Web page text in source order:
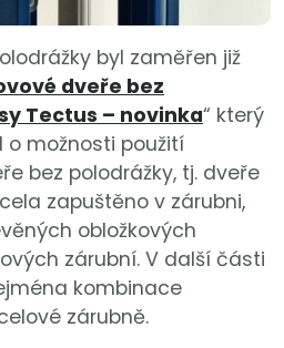
byl zaměřen již
dveře bez
Tectus – novinka“ který
možnosti použití
bez polodrážky, tj. dveře
zapuštěno v zárubni,
obložkových
zárubní. V další části
kombinace
zárubně.